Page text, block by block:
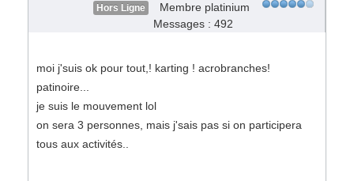
Hors Ligne
Membre platinium
Messages : 492
moi j'suis ok pour tout,! karting ! acrobranches!
patinoire...
je suis le mouvement lol
on sera 3 personnes, mais j'sais pas si on participera
tous aux activités..